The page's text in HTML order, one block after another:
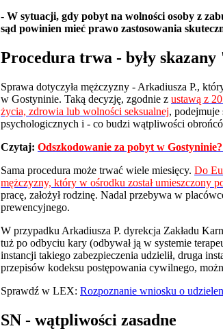
- W sytuacji, gdy pobyt na wolności osoby z
sąd powinien mieć prawo zastosowania
Procedura trwa - były
Sprawa dotyczyła mężczyzny - Arkadiusza P.,
w Gostyninie. Taką decyzję, zgodnie z ustawą z
życia, zdrowia lub wolności seksualnej, podejmuje
psychologicznych i - co budzi wątpliwości
Czytaj: Odszkodowanie za pobyt w
Sama procedura może trwać wiele miesięcy. Do
mężczyzny, który w ośrodku został umieszczony
pracę, założył rodzinę. Nadal przebywa w
prewencyjnego.
W przypadku Arkadiusza P. dyrekcja Zakładu
tuż po odbyciu kary (odbywał ją w systemie
instancji takiego zabezpieczenia udzielił, druga
przepisów kodeksu postępowania cywilnego,
Sprawdź w LEX: Rozpoznanie wniosku o
SN - wątpliwości zasadne